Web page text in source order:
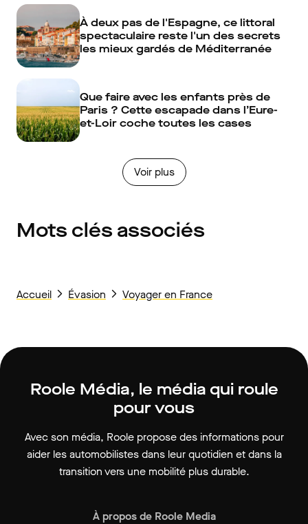
À deux pas de l'Espagne, ce littoral
spectaculaire reste l'un des secrets
les mieux gardés de Méditerranée
Que faire avec les enfants près de
Paris ? Cette escapade dans l’Eure-
et-Loir coche toutes les cases
Voir plus
Mots clés associés
Accueil Évasion Voyager en France
Roole Média, le média qui roule
pour vous
Avec son média, Roole propose des informations pour
aider les automobilistes dans leur quotidien et dans la
transition vers une mobilité plus durable.
À propos de Roole Media